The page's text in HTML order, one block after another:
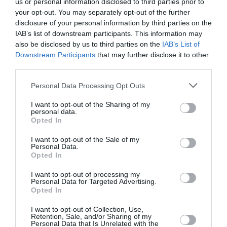
your opt-out. You may separately opt-out of the further
disclosure of your personal information by third parties on the
IAB’s list of downstream participants. This information may
also be disclosed by us to third parties on the IAB’s List of
Downstream Participants that may further disclose it to other
Personal Data Processing Opt Outs
I want to opt-out of the Sharing of my
personal data.
Opted In
I want to opt-out of the Sale of my
Personal Data.
Opted In
I want to opt-out of processing my
Personal Data for Targeted Advertising.
Opted In
I want to opt-out of Collection, Use,
Retention, Sale, and/or Sharing of my
Personal Data that Is Unrelated with the
Appel aux lecteurs !
Soutenez Air Journal participezà son
développement !
DERNIERS COMMENTAIRES
Pyramides, croisières et mer Rouge : l’Égypte mise sur
une saison record malgré le contexte géopolitique